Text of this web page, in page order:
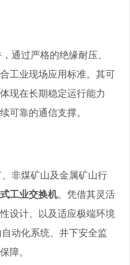
通过严格的绝缘耐压、
工业现场应用标准。其可
现在长期稳定运行能力
可靠的通信支撑。
非煤矿山及金属矿山行
工业交换机。凭借其灵活
设计、以及适应极端环境
动化系统、井下安全监
障。